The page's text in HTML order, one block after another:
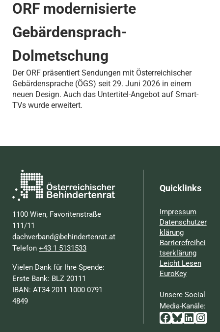
ORF modernisierte
Gebärdensprach-
Dolmetschung
Der ORF präsentiert Sendungen mit Österreichischer
Gebärdensprache (ÖGS) seit 29. Juni 2026 in einem
neuen Design. Auch das Untertitel-Angebot auf Smart-
TVs wurde erweitert.
1100 Wien, Favoritenstraße
111/11
dachverband@behindertenrat.at
Telefon+43 1 5131533
Vielen Dank für Ihre Spende:
Erste Bank: BLZ 20111
IBAN: AT34 2011 1000 0791
4849
Quicklinks
Impressum
Datenschutzer
klärung
Barrierefreihei
tserklärung
Leicht Lesen
EuroKey
Unsere Social
Media-Kanäle:
Facebook
Bluesky